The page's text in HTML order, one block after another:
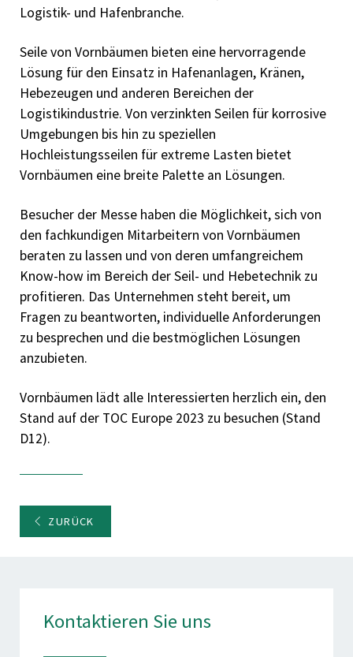
Logistik- und Hafenbranche.
Seile von Vornbäumen bieten eine hervorragende
Lösung für den Einsatz in Hafenanlagen, Kränen,
Hebezeugen und anderen Bereichen der
Logistikindustrie. Von verzinkten Seilen für korrosive
Umgebungen bis hin zu speziellen
Hochleistungsseilen für extreme Lasten bietet
Vornbäumen eine breite Palette an Lösungen.
Besucher der Messe haben die Möglichkeit, sich von
den fachkundigen Mitarbeitern von Vornbäumen
beraten zu lassen und von deren umfangreichem
Know-how im Bereich der Seil- und Hebetechnik zu
profitieren. Das Unternehmen steht bereit, um
Fragen zu beantworten, individuelle Anforderungen
zu besprechen und die bestmöglichen Lösungen
anzubieten.
Vornbäumen lädt alle Interessierten herzlich ein, den
Stand auf der TOC Europe 2023 zu besuchen (Stand
D12).
ZURÜCK
Kontaktieren Sie uns